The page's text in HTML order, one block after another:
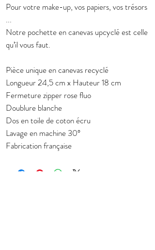
Pour votre make-up, vos papiers, vos trésors
...
Notre pochette en canevas upcyclé est celle
qu’il vous faut.
Pièce unique en canevas recyclé
Longueur 24,5 cm x Hauteur 18 cm
Fermeture zipper rose fluo
Doublure blanche
Dos en toile de coton écru
Lavage en machine 30°
Fabrication française